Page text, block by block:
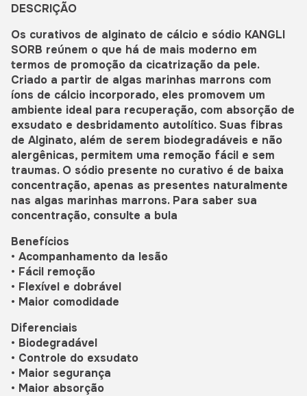
DESCRIÇÃO
Os curativos de alginato de cálcio e sódio KANGLI
SORB reúnem o que há de mais moderno em
termos de promoção da cicatrização da pele.
Criado a partir de algas marinhas marrons com
íons de cálcio incorporado, eles promovem um
ambiente ideal para recuperação, com absorção de
exsudato e desbridamento autolítico. Suas fibras
de Alginato, além de serem biodegradáveis e não
alergênicas, permitem uma remoção fácil e sem
traumas. O sódio presente no curativo é de baixa
concentração, apenas as presentes naturalmente
nas algas marinhas marrons. Para saber sua
concentração, consulte a bula
Benefícios
• Acompanhamento da lesão
• Fácil remoção
• Flexível e dobrável
• Maior comodidade
Diferenciais
• Biodegradável
• Controle do exsudato
• Maior segurança
• Maior absorção